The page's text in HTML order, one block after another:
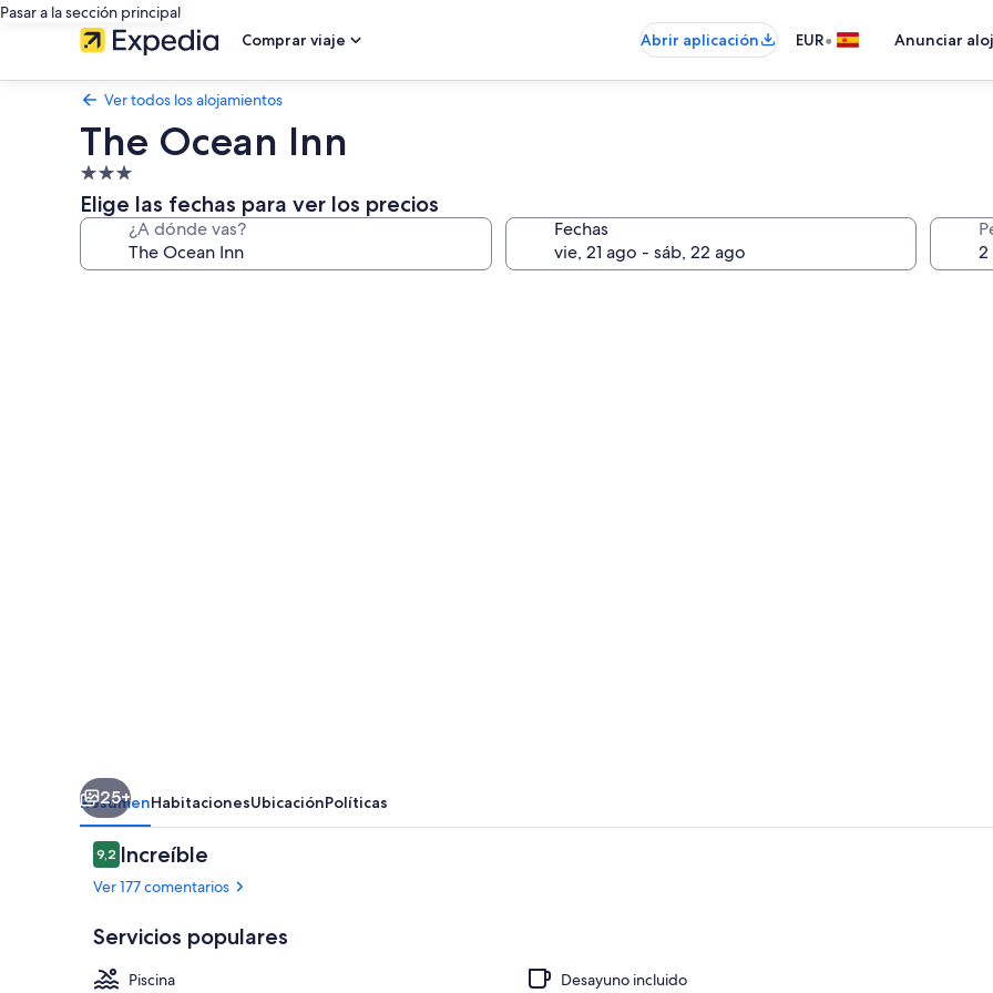
Pasar a la sección principal
Comprar viaje
Abrir aplicación EUR• Anunciar
Ver todos los alojamientos
The Ocean Inn
Alojamiento
de
3.0 estrellas
Elige las fechas para ver los precios
¿A dónde vas? Fechas
25+
ResumenHabitacionesUbicaciónPolíticas
Comentarios
9,29,2 de 10
Increíble
Ver 177 comentarios
Servicios populares
Piscina
Desayuno incluido